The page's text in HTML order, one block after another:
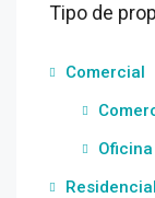
Tipo de
Comercial
Oficina
Residencial